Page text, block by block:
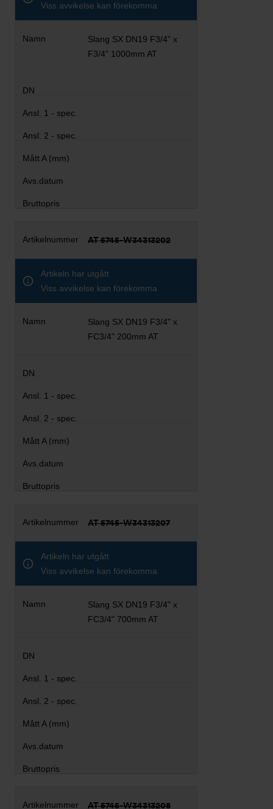
Viss avvikelse kan förekomma
Slang SX DN19 F3/4" x
F3/4" 1000mm AT
AT 5745-W34313202
Artikeln har utgått
Viss avvikelse kan förekomma
Slang SX DN19 F3/4" x
FC3/4" 200mm AT
AT 5745-W34313207
Artikeln har utgått
Viss avvikelse kan förekomma
Slang SX DN19 F3/4" x
FC3/4" 700mm AT
AT 5745-W34313208